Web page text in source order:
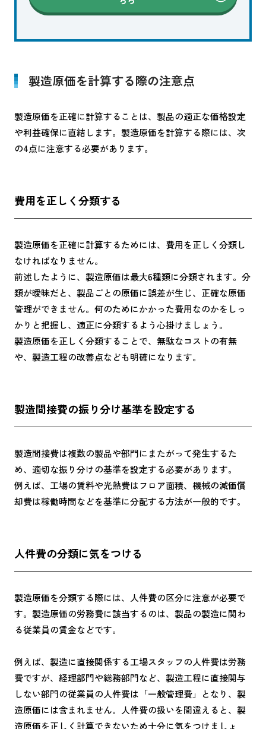
製造原価を計算する際の注意点
製造原価を正確に計算することは、製品の適正な価格設定
や利益確保に直結します。製造原価を計算する際には、次
の4点に注意する必要があります。
費用を正しく分類する
製造原価を正確に計算するためには、費用を正しく分類し
なければなりません。
前述したように、製造原価は最大6種類に分類されます。分
類が曖昧だと、製品ごとの原価に誤差が生じ、正確な原価
管理ができません。何のためにかかった費用なのかをしっ
かりと把握し、適正に分類するよう心掛けましょう。
製造原価を正しく分類することで、無駄なコストの有無
や、製造工程の改善点なども明確になります。
製造間接費の振り分け基準を設定する
製造間接費は複数の製品や部門にまたがって発生するた
め、適切な振り分けの基準を設定する必要があります。
例えば、工場の賃料や光熱費はフロア面積、機械の減価償
却費は稼働時間などを基準に分配する方法が一般的です。
人件費の分類に気をつける
製造原価を分類する際には、人件費の区分に注意が必要で
す。製造原価の労務費に該当するのは、製品の製造に関わ
る従業員の賃金などです。
例えば、製造に直接関係する工場スタッフの人件費は労務
費ですが、経理部門や総務部門など、製造工程に直接関与
しない部門の従業員の人件費は「一般管理費」となり、製
造原価には含まれません。人件費の扱いを間違えると、製
造原価を正しく計算できないため十分に気をつけましょ